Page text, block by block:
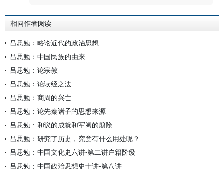
相同作者阅读
吕思勉：略论近代的政治思想
吕思勉：中国民族的由来
吕思勉：论宗教
吕思勉：论读经之法
吕思勉：商周的兴亡
吕思勉：论先秦诸子的思想来源
吕思勉：和议的成就和军阀的翦除
吕思勉：研究了历史，究竟有什么用处呢？
吕思勉：中国文化史六讲-第二讲户籍阶级
吕思勉：中国政治思想史十讲-第八讲